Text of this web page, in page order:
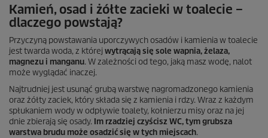
Kamień, osad i żółte zacieki w toalecie –
dlaczego powstają?
Przyczyną powstawania uporczywych osadów i kamienia w toalecie
jest twarda woda, z którejwytrącają się sole wapnia, żelaza,
magnezu i manganu. W zależności od tego, jaką masz wodę, nalot
może wyglądać inaczej.
Najtrudniej jest usunąć grubą warstwę nagromadzonego kamienia
oraz żółty zaciek, który składa się z kamienia i rdzy. Wraz z każdym
spłukaniem wody w odpływie toalety, kołnierzu misy oraz na jej
dnie zbierają się osady. Im rzadziej czyścisz WC, tym grubsza
warstwa brudu może osadzić się w tych miejscach.